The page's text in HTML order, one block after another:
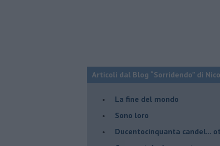
Articoli dal Blog “Sorridendo” di
La fine del mondo
Sono loro
Ducentocinquanta candel...